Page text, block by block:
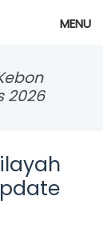
MENU
2026